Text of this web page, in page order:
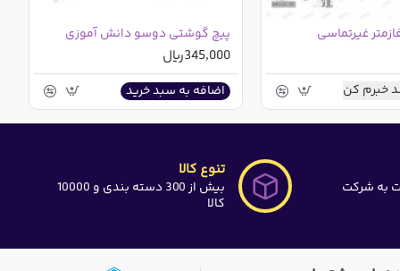
غیرتماسی
خبرم کن
پیچ گوشتی دوسو دانش آموزی
345,000ریال
اضافه به سبد خرید
به شرکت
تنوع کالا
بیش از 300 دسته بندی و 10000
کالا